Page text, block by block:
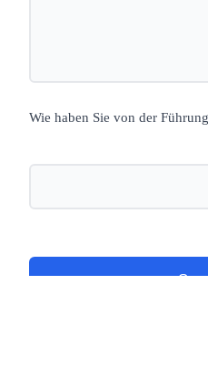
Wie haben Sie von der